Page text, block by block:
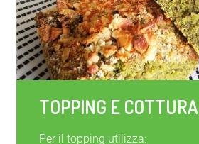
TOPPING E COTTURA
Per il topping utilizza: